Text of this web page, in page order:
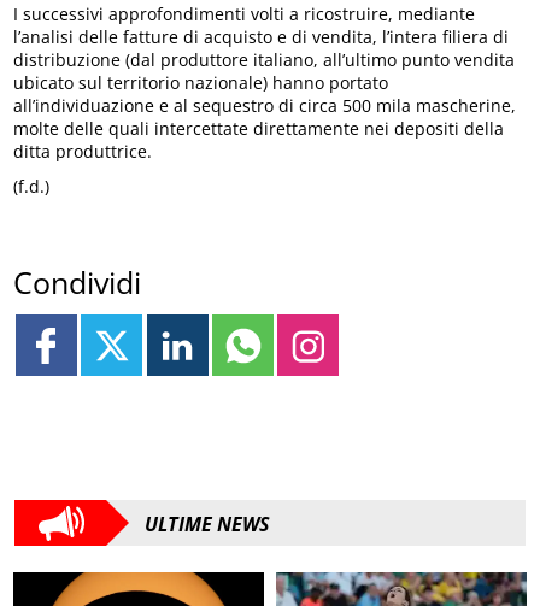
I successivi approfondimenti volti a ricostruire, mediante
l’analisi delle fatture di acquisto e di vendita, l’intera filiera di
distribuzione (dal produttore italiano, all’ultimo punto vendita
ubicato sul territorio nazionale) hanno portato
all’individuazione e al sequestro di circa 500 mila mascherine,
molte delle quali intercettate direttamente nei depositi della
ditta produttrice.
(f.d.)
Condividi
ULTIME NEWS